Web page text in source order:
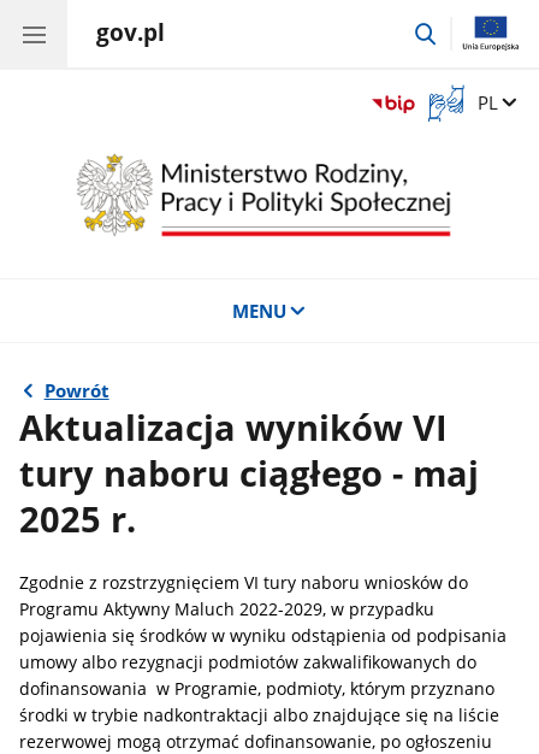
gov.pl
przejdź
Otwórz
okno
języka
migowego
Zmień
PL
MENU
Powrót
Aktualizacja wyników VI
tury naboru ciągłego - maj
2025 r.
Zgodnie z rozstrzygnięciem VI tury naboru wniosków do
Programu Aktywny Maluch 2022-2029, w przypadku
pojawienia się środków w wyniku odstąpienia od podpisania
umowy albo rezygnacji podmiotów zakwalifikowanych do
dofinansowania w Programie, podmioty, którym przyznano
środki w trybie nadkontraktacji albo znajdujące się na liście
rezerwowej mogą otrzymać dofinansowanie, po ogłoszeniu